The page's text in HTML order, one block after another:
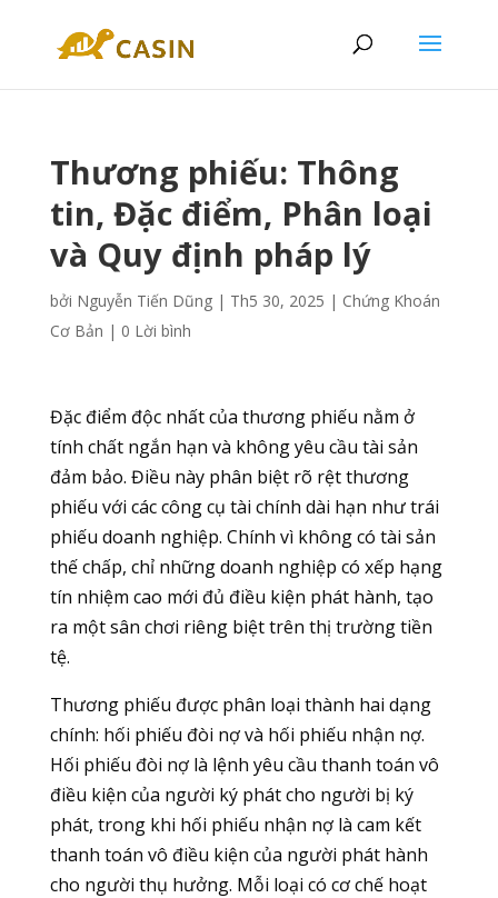
Thương phiếu: Thông
tin, Đặc điểm, Phân loại
và Quy định pháp lý
bởi Nguyễn Tiến Dũng| Th5 30, 2025 | Chứng Khoán
Cơ Bản | 0 Lời bình
Đặc điểm độc nhất của thương phiếu nằm ở
tính chất ngắn hạn và không yêu cầu tài sản
đảm bảo. Điều này phân biệt rõ rệt thương
phiếu với các công cụ tài chính dài hạn như trái
phiếu doanh nghiệp. Chính vì không có tài sản
thế chấp, chỉ những doanh nghiệp có xếp hạng
tín nhiệm cao mới đủ điều kiện phát hành, tạo
ra một sân chơi riêng biệt trên thị trường tiền
tệ.
Thương phiếu được phân loại thành hai dạng
chính: hối phiếu đòi nợ và hối phiếu nhận nợ.
Hối phiếu đòi nợ là lệnh yêu cầu thanh toán vô
điều kiện của người ký phát cho người bị ký
phát, trong khi hối phiếu nhận nợ là cam kết
thanh toán vô điều kiện của người phát hành
cho người thụ hưởng. Mỗi loại có cơ chế hoạt